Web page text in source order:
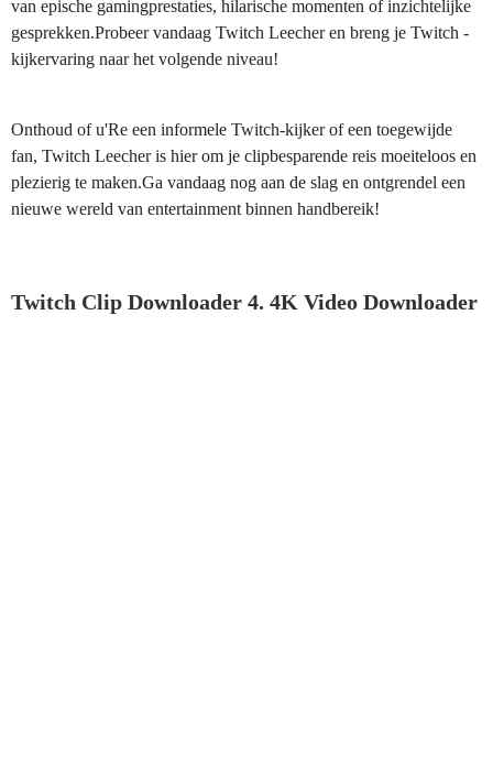
van epische gamingprestaties, hilarische momenten of inzichtelijke
gesprekken.Probeer vandaag Twitch Leecher en breng je Twitch -
kijkervaring naar het volgende niveau!
Onthoud of u'Re een informele Twitch-kijker of een toegewijde
fan, Twitch Leecher is hier om je clipbesparende reis moeiteloos en
plezierig te maken.Ga vandaag nog aan de slag en ontgrendel een
nieuwe wereld van entertainment binnen handbereik!
Twitch Clip Downloader 4. 4K Video Downloader